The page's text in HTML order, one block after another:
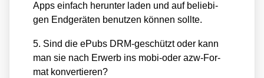
Apps ein­fach her­un­ter laden und auf belie­bi­
gen End­ge­rä­ten benut­zen kön­nen soll­te.
5. Sind die ePubs DRM-geschützt oder kann
man sie nach Erwerb ins mobi-oder azw-For­
mat kon­ver­tie­ren?